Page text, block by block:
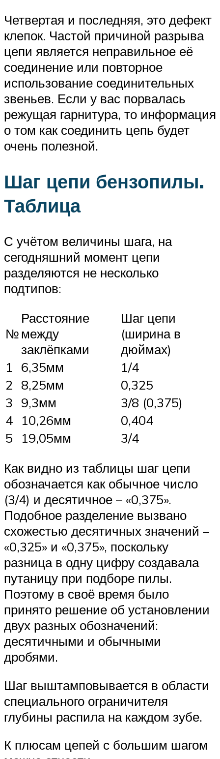
Четвертая и последняя, это дефект
клепок. Частой причиной разрыва
цепи является неправильное её
соединение или повторное
использование соединительных
звеньев. Если у вас порвалась
режущая гарнитура, то информация
о том как соединить цепь будет
очень полезной.
Шаг цепи бензопилы.
Таблица
С учётом величины шага, на
сегодняшний момент цепи
разделяются не несколько
подтипов:
№
Расстояние
между
заклёпками
Шаг цепи
(ширина в
дюймах)
1
6,35мм
1/4
2 8,25мм
0,325
3
9,3мм
3/8 (0,375)
4
10,26мм
0,404
5
19,05мм
3/4
Как видно из таблицы шаг цепи
обозначается как обычное число
(3/4) и десятичное – «0,375».
Подобное разделение вызвано
схожестью десятичных значений –
«0,325» и «0,375», поскольку
разница в одну цифру создавала
путаницу при подборе пилы.
Поэтому в своё время было
принято решение об установлении
двух разных обозначений:
десятичными и обычными
дробями.
Шаг выштамповывается в области
специального ограничителя
глубины распила на каждом зубе.
К плюсам цепей с большим шагом